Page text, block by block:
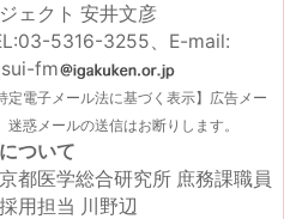
ェクト 安井文彦
5316-3255、E-mail:
fm
定電子メール法に基づく表示】広告メー
迷惑メールの送信はお断りします。
ついて
都医学総合研究所 庶務課職員
用担当 川野辺